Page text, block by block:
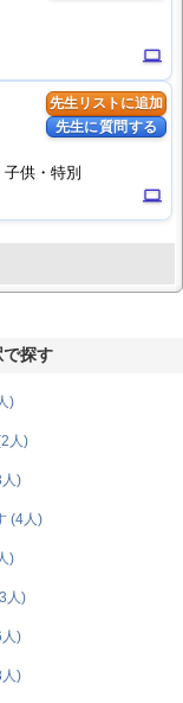
computer
先生リストに追加
先生に質問する
computer
子供・特別
探す
)
人)
)
(4人)
)
人)
)
)